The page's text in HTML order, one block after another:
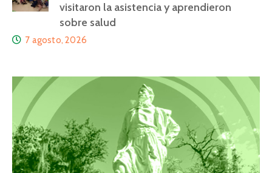
visitaron la asistencia y aprendieron
sobre salud
7 agosto, 2026